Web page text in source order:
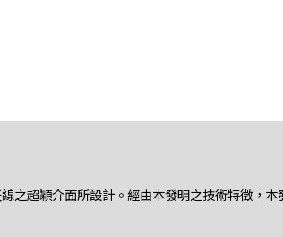
超穎介面所設計。經由本發明之技術特徵，